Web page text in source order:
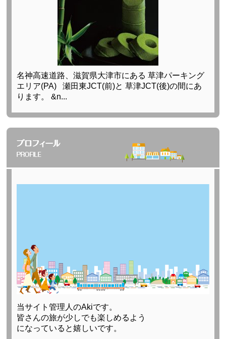
名神高速道路、滋賀県大津市にある 草津パーキング
エリア(PA) 瀬田東JCT(前)と 草津JCT(後)の間にあ
ります。 &n...
当サイト管理人のAkiです。
皆さんの旅が少しでも楽しめるよう
になっていると嬉しいです。